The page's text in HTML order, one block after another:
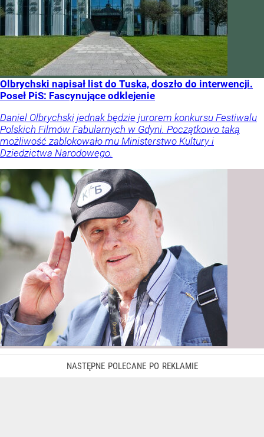
Olbrychski napisał list do Tuska, doszło do interwencji.
Poseł PiS: Fascynujące odklejenie
Daniel Olbrychski jednak będzie jurorem konkursu Festiwalu
Polskich Filmów Fabularnych w Gdyni. Początkowo taką
możliwość zablokowało mu Ministerstwo Kultury i
Dziedzictwa Narodowego.